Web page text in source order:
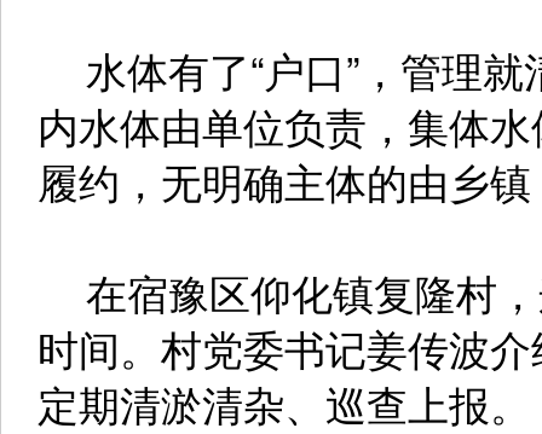
水体有了“户口”，管理
内水体由单位负责，集体
履约，无明确主体的由乡
在宿豫区仰化镇复隆村
时间。村党委书记姜传波
定期清淤清杂、巡查上报。